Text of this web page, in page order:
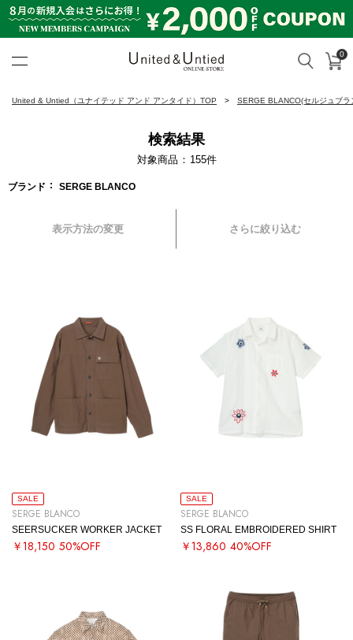
検索 カ
0
United & Untied（ユナイテッド アンド アンタイド）TOP SERGE BLANCO(セルジュブラ
検索結果
対象商品 155件
ブランド SERGE BLANCO
表示方法の変更 さらに絞り込む
SALE
SERGE BLANCO
SEERSUCKER WORKER JACKET
￥18,150 50%OFF
SALE
SERGE BLANCO
SS FLORAL EMBROIDERED SHIRT
￥13,860 40%OFF